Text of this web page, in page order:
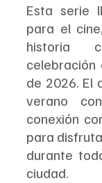
Esta serie
para el
historia
de 2026. El
verano
conexión
para
durante
ciudad.